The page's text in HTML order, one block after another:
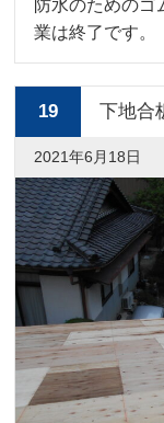
防水のためのゴ
業は終了です。
19 下地合
2021年6月18日